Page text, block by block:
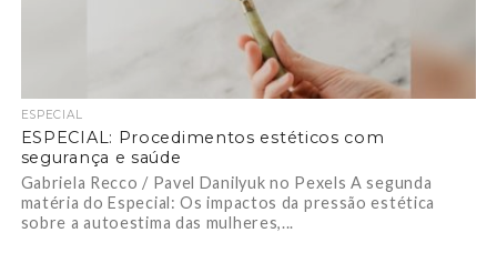
ESPECIAL
ESPECIAL: Procedimentos estéticos com
segurança e saúde
Gabriela Recco / Pavel Danilyuk no Pexels A segunda
matéria do Especial: Os impactos da pressão estética
sobre a autoestima das mulheres,...